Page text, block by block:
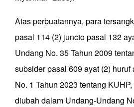
Atas perbuatannya, para
pasal 114 (2) juncto pasal 132
Undang No. 35 Tahun 2009
subsider pasal 609 ayat (2)
No. 1 Tahun 2023 tentang
diubah dalam Undang-Undang